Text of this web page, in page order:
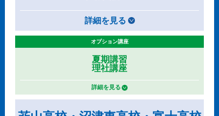
詳細を見る
オプション講座
夏期講習
理社講座
詳細を見る